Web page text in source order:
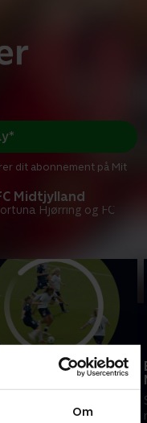
Om
Midtjylland
Hjørring og FC
dit abonnement på Mit
Kolding IF
fra kampen